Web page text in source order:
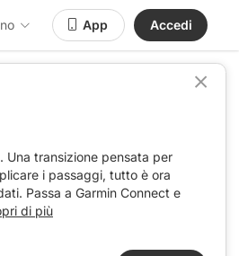
App Accedi
Una transizione pensata per
i passaggi, tutto è ora
Passa a Garmin Connect e
di più